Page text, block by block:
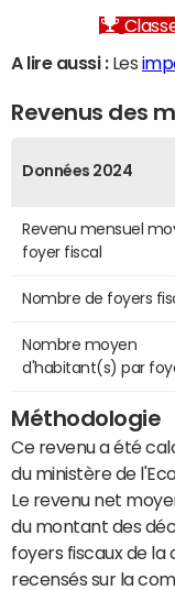
A lire aussi :Les
Revenus des
Données 2024
Revenu mensuel
foyer fiscal
Nombre de foyers
Nombre moyen
d'habitant(s) par
Méthodologie
Ce revenu a été
du ministère de
Le revenu net
du montant des
foyers fiscaux de
recensés sur la